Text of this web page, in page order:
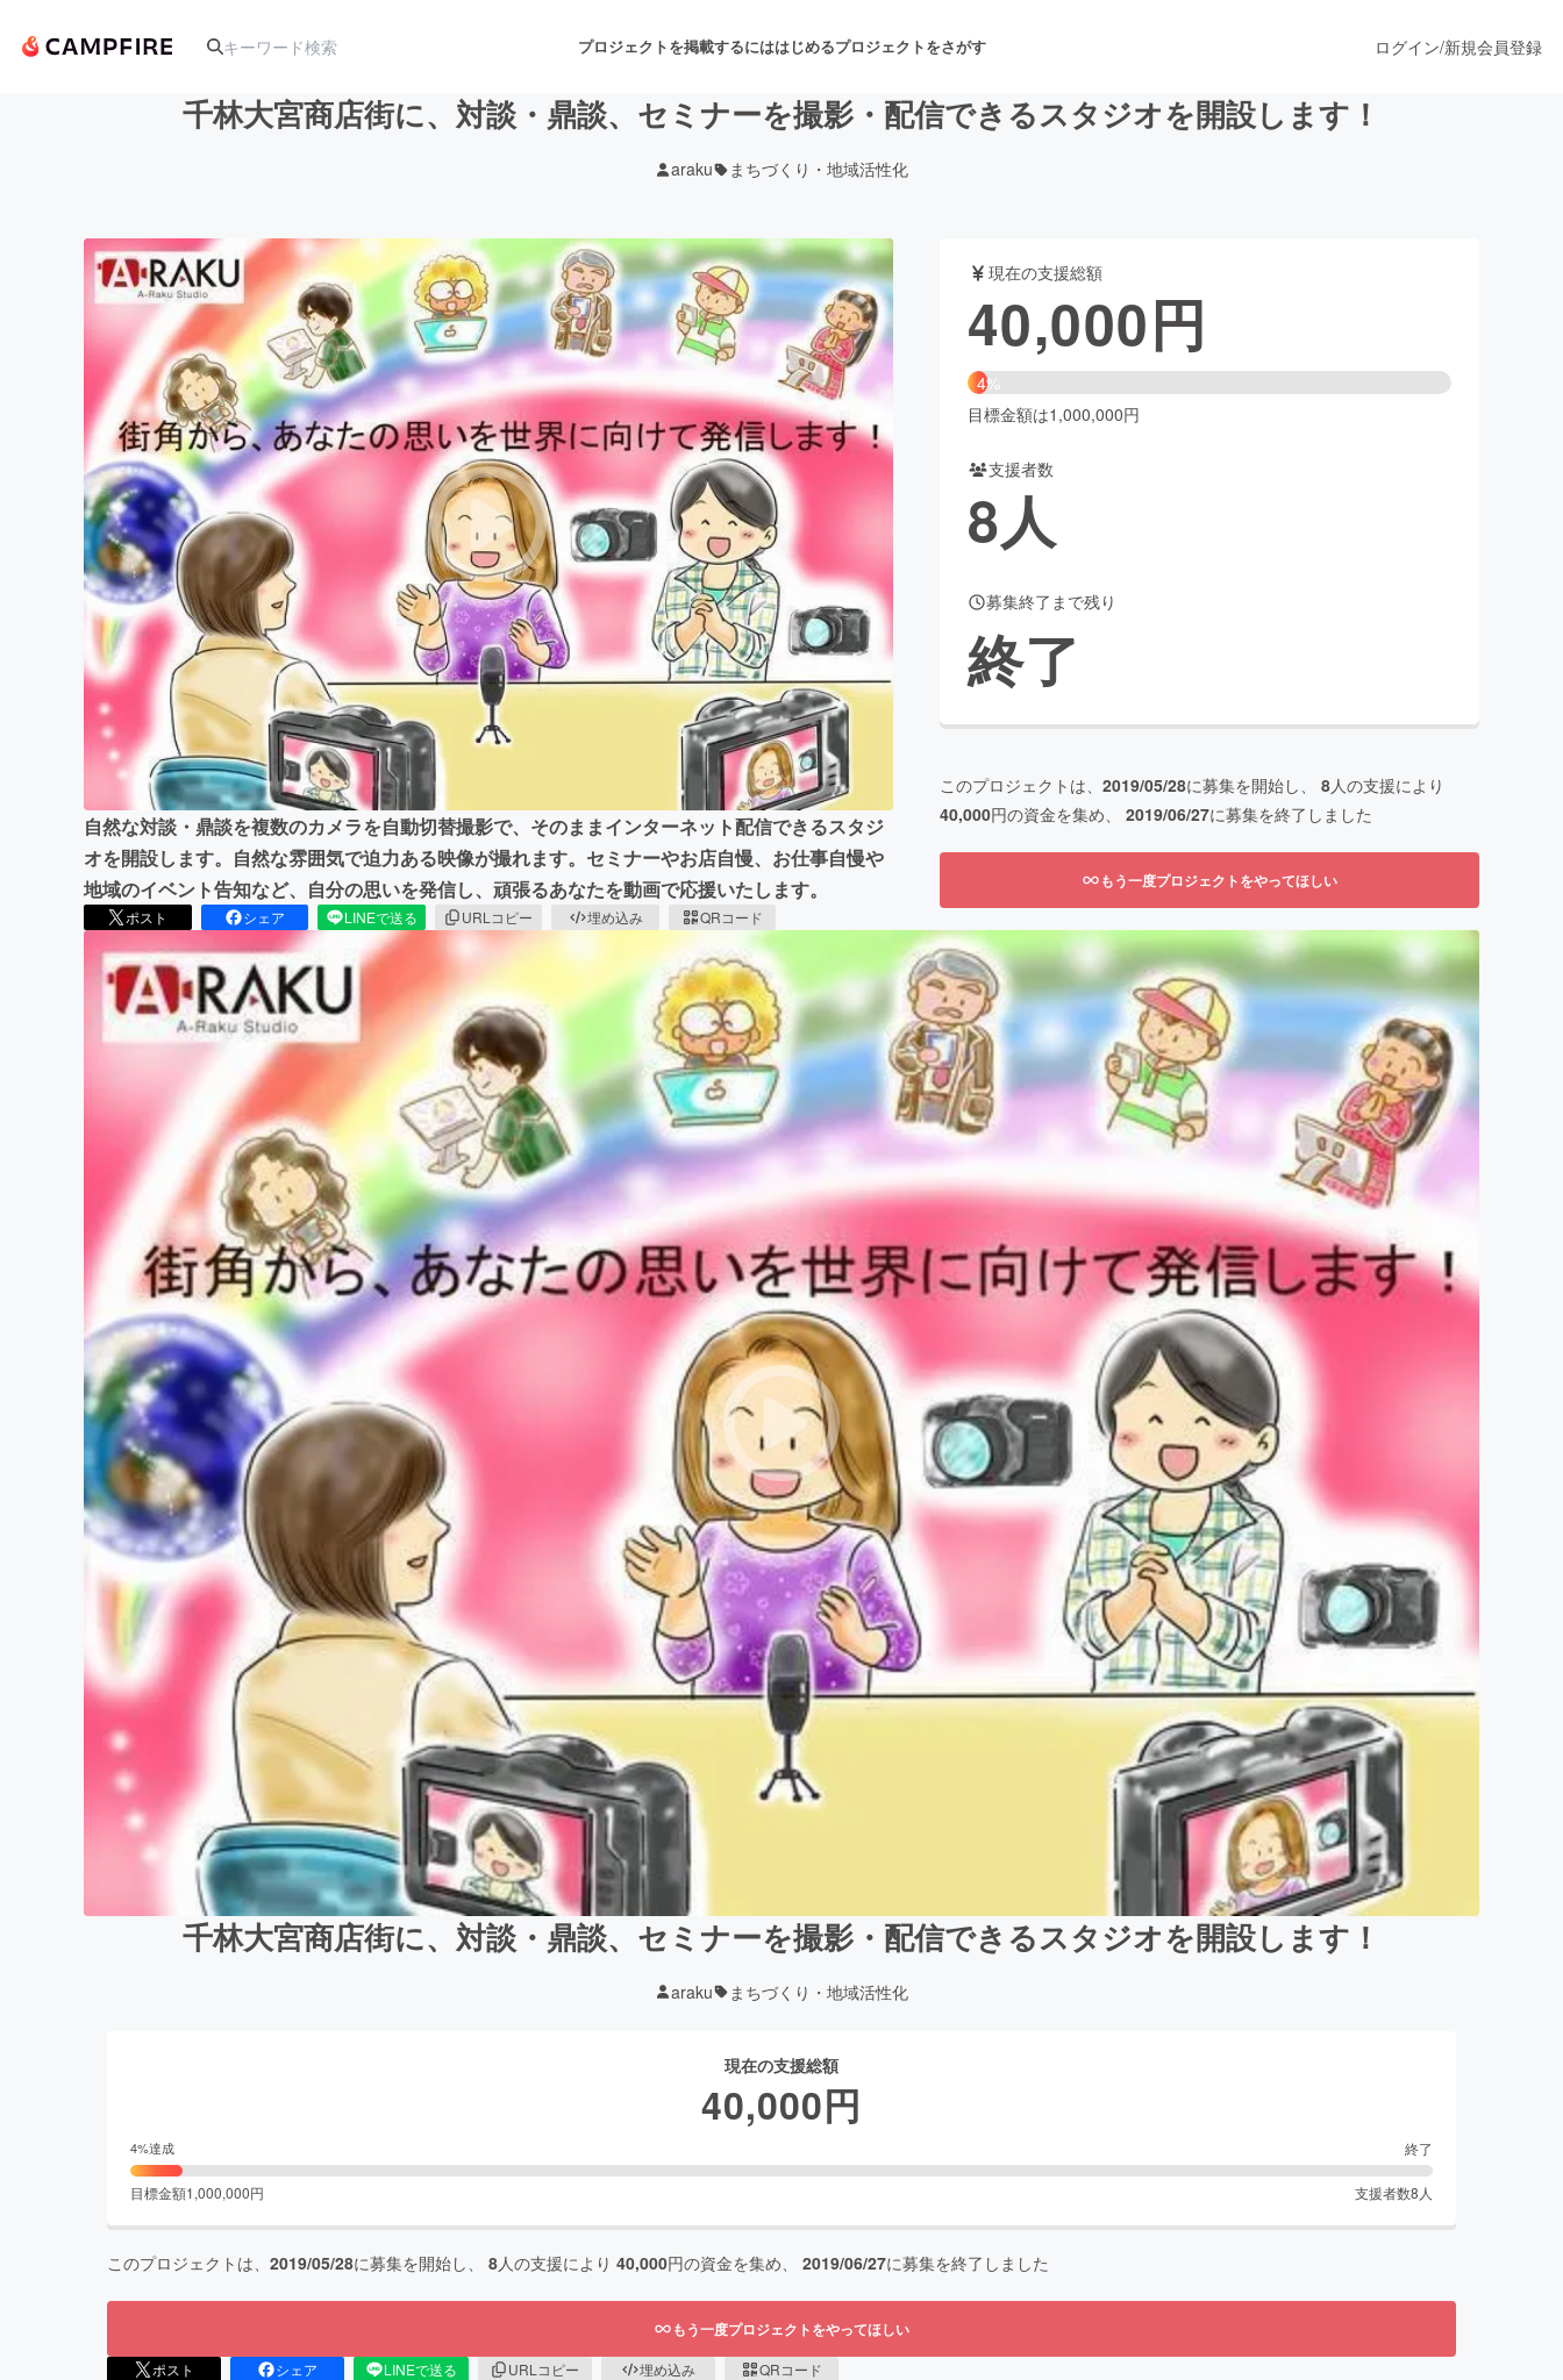
プロジェクトを掲載するにははじめるプロジェクトをさがす
アート・写真 音楽 舞台・パフォーマンス
テクノロジー・ガジェット ゲーム・サービス開発 フード・飲食店 ファッション
映像・映画 書籍・雑誌出版
ビジネス・起業 チャレンジ ビューティー・ヘルスケア
まちづくり・地域活性化
CAMPFIRE for Social GoodCAMPFIRE Creation
CAMPFIREふるさと納税machi-yaコミュニティ
ログイン/新規会員登録
千林大宮商店街に、対談・鼎談、セミナーを撮影・配信できるスタジオを開設します！
araku まちづくり・地域活性化
自然な対談・鼎談を複数のカメラを自動切替撮影で、そのままインターネット配信できるスタジ
オを開設します。自然な雰囲気で迫力ある映像が撮れます。セミナーやお店自慢、お仕事自慢や
地域のイベント告知など、自分の思いを発信し、頑張るあなたを動画で応援いたします。
ポスト シェア LINEで送る URLコピー 埋め込み QRコード
現在の支援総額
40,000円
4%
目標金額は1,000,000円
支援者数
8人
募集終了まで残り
終了
このプロジェクトは、 2019/05/28に募集を開始し、 8人の支援により
40,000円の資金を集め、 2019/06/27に募集を終了しました
もう一度プロジェクトをやってほしい
千林大宮商店街に、対談・鼎談、セミナーを撮影・配信できるスタジオを開設します！
araku まちづくり・地域活性化
現在の支援総額
40,000円
4%達成 終了
目標金額1,000,000円 支援者数8 人
このプロジェクトは、 2019/05/28に募集を開始し、 8人の支援により 40,000円の資金を集め、 2019/06/27に募集を終了しました
もう一度プロジェクトをやってほしい
ポスト シェア LINEで送る URLコピー 埋め込み QRコード